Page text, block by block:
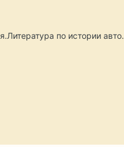
по истории авто.